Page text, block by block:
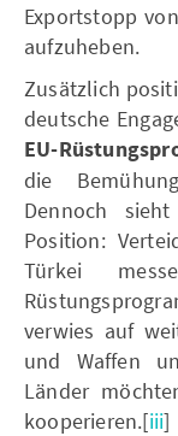
Exportstopp
aufzuheben.
Zusätzlich
deutsche
EU-
die
Dennoch
Position:
Türkei
verwies auf
und Waffen
Länder
kooperieren.[iii]